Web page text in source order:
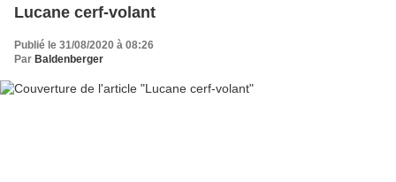
Lucane cerf-volant
Publié le 31/08/2020 à 08:26
Par Baldenberger